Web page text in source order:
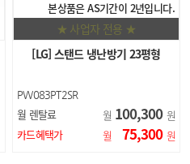
본상품은 AS기간이 2년입니다.
★ 사업자 전용 ★
[LG] 스탠드 냉난방기 23평형
PW083PT2SR
월 렌탈료 월 100,300 원
카드혜택가
월 75,300 원